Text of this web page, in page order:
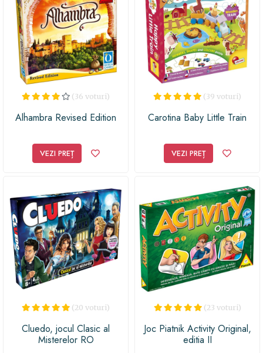
(36 voturi)
Alhambra Revised Edition
VEZI PREȚ
(39 voturi)
Carotina Baby Little Train
VEZI PREȚ
(20 voturi)
Cluedo, jocul Clasic al
Misterelor RO
(23 voturi)
Joc Piatnik Activity Original,
editia II